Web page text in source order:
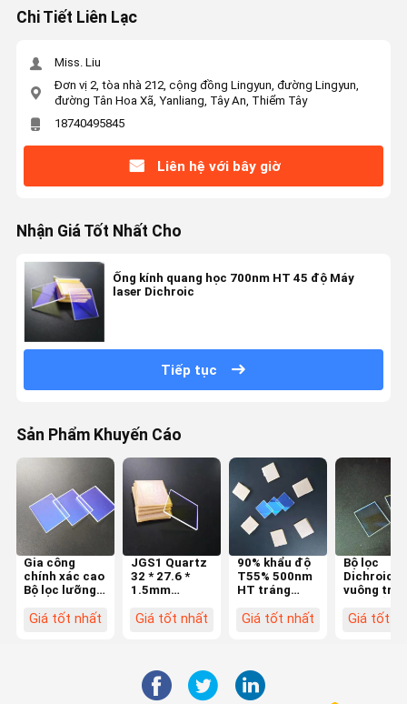
Chi Tiết Liên Lạc
Miss. Liu
Đơn vị 2, tòa nhà 212, cộng đồng Lingyun, đường Lingyun,
đường Tân Hoa Xã, Yanliang, Tây An, Thiểm Tây
18740495845
Liên hệ với bây giờ
Nhận Giá Tốt Nhất Cho
Ống kính quang học 700nm HT 45 độ Máy
laser Dichroic
Tiếp tục
Sản Phẩm Khuyến Cáo
Gia công
chính xác cao
Bộ lọc lưỡng
25,4 * 25,4 * 2
Giá tốt nhất
JGS1 Quartz
32 * 27.6 *
1.5mm
Bộ lọc lưỡng
Giá tốt nhất
90% khẩu độ
T55% 500nm
HT tráng
lưỡng sắc
Giá tốt nhất
Bộ lọc
Dichroic
vuông
ngang
Giá tốt